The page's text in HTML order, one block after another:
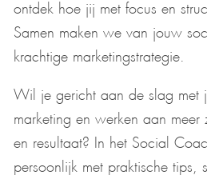
ontdek hoe jij met focus en
Samen maken we van jouw
krachtige marketingstrategie.
Wil je gericht aan de slag met
marketing en werken aan meer
en resultaat? In het Social
persoonlijk met praktische tips,